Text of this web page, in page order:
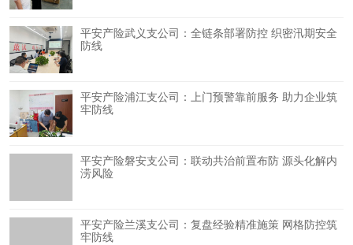
平安产险武义支公司：全链条部署防控 织密汛期安全
防线
平安产险浦江支公司：上门预警靠前服务 助力企业筑
牢防线
平安产险磐安支公司：联动共治前置布防 源头化解内
涝风险
平安产险兰溪支公司：复盘经验精准施策 网格防控筑
牢防线